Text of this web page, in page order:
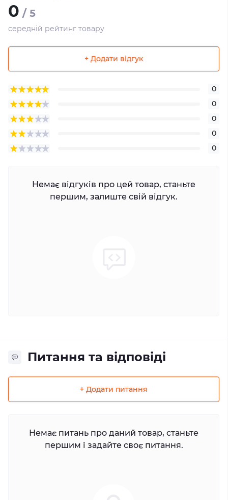
0 / 5
середній рейтинг товару
+ Додати відгук
0
0
0
0
0
Немає відгуків про цей товар, станьте
першим, залиште свій відгук.
Питання та відповіді
+ Додати питання
Немає питань про даний товар, станьте
першим і задайте своє питання.